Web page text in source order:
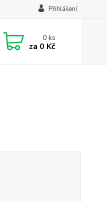
Přihlášení
0ks
za 0 Kč